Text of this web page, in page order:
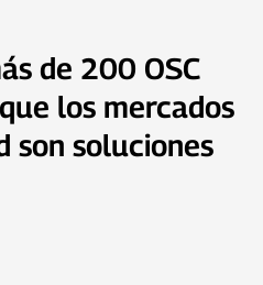
de 200 OSC
los mercados
son soluciones